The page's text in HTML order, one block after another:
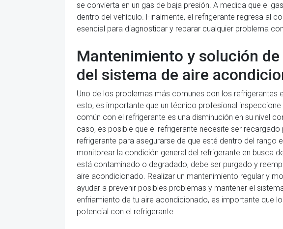
se convierta en un gas de baja presión. A medida que el
dentro del vehículo. Finalmente, el refrigerante regresa al
esencial para diagnosticar y reparar cualquier problema
Mantenimiento y solución
del sistema de aire
Uno de los problemas más comunes con los refrigerantes
esto, es importante que un técnico profesional
común con el refrigerante es una disminución en su nivel
caso, es posible que el refrigerante necesite ser
refrigerante para asegurarse de que esté dentro del
monitorear la condición general del refrigerante en busca
está contaminado o degradado, debe ser purgado y
aire acondicionado. Realizar un mantenimiento regular y
ayudar a prevenir posibles problemas y mantener el
enfriamiento de tu aire acondicionado, es importante que
potencial con el refrigerante.